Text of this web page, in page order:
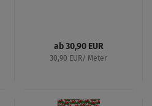
ab 30,90 EUR
30,90 EUR/ Meter